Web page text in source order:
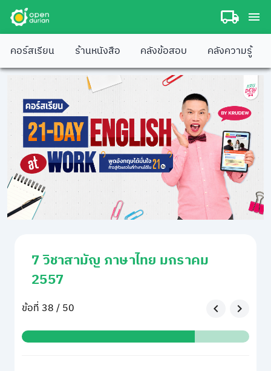
คอร์สเรียน ร้านหนังสือ คลังข้อสอบ คลังความรู้
7 วิชาสามัญ ภาษาไทย มกราคม
2557
ข้อที่ 38 / 50